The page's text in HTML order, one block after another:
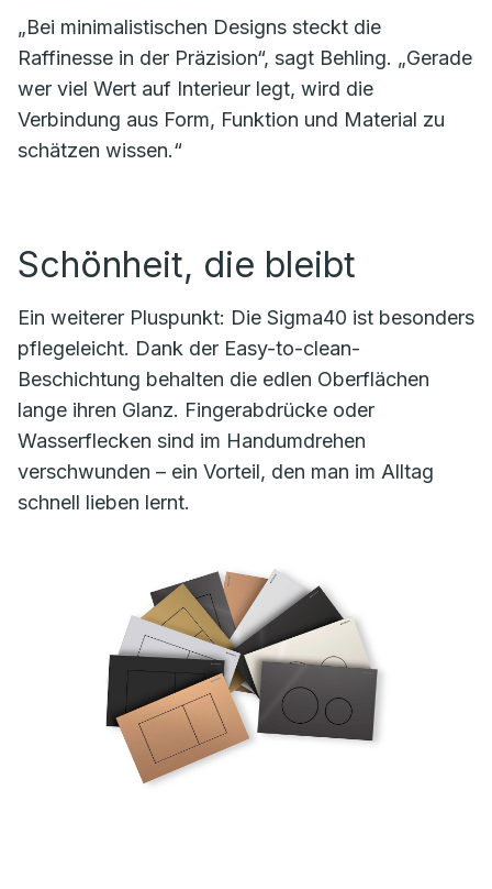
„Bei minimalistischen Designs steckt die
Raffinesse in der Präzision“, sagt Behling. „Gerade
wer viel Wert auf Interieur legt, wird die
Verbindung aus Form, Funktion und Material zu
schätzen wissen.“
Schönheit, die bleibt
Ein weiterer Pluspunkt: Die Sigma40 ist besonders
pflegeleicht. Dank der Easy-to-clean-
Beschichtung behalten die edlen Oberflächen
lange ihren Glanz. Fingerabdrücke oder
Wasserflecken sind im Handumdrehen
verschwunden – ein Vorteil, den man im Alltag
schnell lieben lernt.